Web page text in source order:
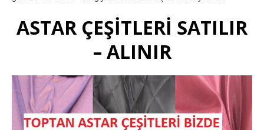
ASTAR ÇEŞİTLERİ SATILIR
– ALINIR